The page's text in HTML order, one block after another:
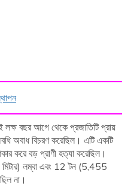
লক্ষ বছর আগে থেকে প্রজাতিটি প্রায়
অবাধ বিচরণ করেছিল। এটি একটি
করে বড় প্রাণী হত্যা করেছিল।
লম্বা এবং 12 টন (5,455
না।